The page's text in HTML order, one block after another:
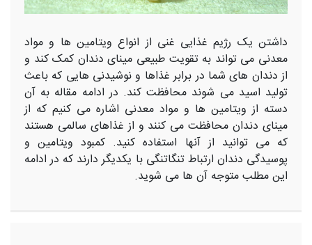
داشتن یک رژیم غذایی غنی از انواع ویتامین ها و مواد
معدنی می تواند به تقویت طبیعی مینای دندان کمک کند و
از دندان های شما در برابر غذاها و نوشیدنی هایی که باعث
تولید اسید می شوند محافظت کند. در ادامه مقاله به آن
دسته از ویتامین ها و مواد معدنی اشاره می کنیم که از
مینای دندان محافظت می کنند و از غذاهای سالمی هستند
که می توانید از آنها استفاده کنید. کمبود ویتامین و
پوسیدگی دندان ارتباط تنگاتنگی با یکدیگر دارند که در ادامه
این مطلب متوجه آن ها می شوید.